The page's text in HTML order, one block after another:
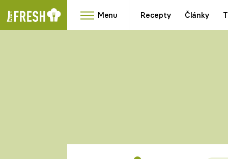
Menu Recepty Články
RYCHLOVKY